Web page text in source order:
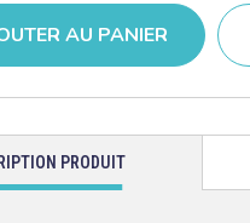
AU PANIER
PRODUIT